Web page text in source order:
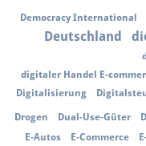
Democracy International
Deutschland
digitaler Handel E-
Digitalisierung
Drogen Dual-Use-Güter
E-Autos
E-Commerce